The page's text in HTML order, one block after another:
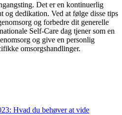
Det er en kontinuerlig
og dedikation. Ved at følge disse tips
og forbedre dit generelle
Self-Care dag tjener som en
og give en personlig
omsorgshandlinger.
Hvad du behøver at vide